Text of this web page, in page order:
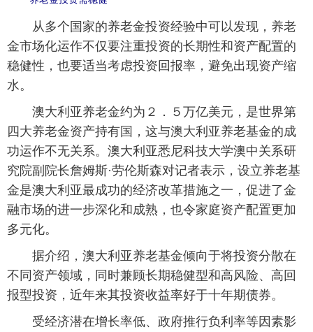
从多个国家的养老金投资经验中可以发现，养老
金市场化运作不仅要注重投资的长期性和资产配置的
稳健性，也要适当考虑投资回报率，避免出现资产缩
水。
澳大利亚养老金约为２．５万亿美元，是世界第
四大养老金资产持有国，这与澳大利亚养老基金的成
功运作不无关系。澳大利亚悉尼科技大学澳中关系研
究院副院长詹姆斯·劳伦斯森对记者表示，设立养老基
金是澳大利亚最成功的经济改革措施之一，促进了金
融市场的进一步深化和成熟，也令家庭资产配置更加
多元化。
据介绍，澳大利亚养老基金倾向于将投资分散在
不同资产领域，同时兼顾长期稳健型和高风险、高回
报型投资，近年来其投资收益率好于十年期债券。
受经济潜在增长率低、政府推行负利率等因素影